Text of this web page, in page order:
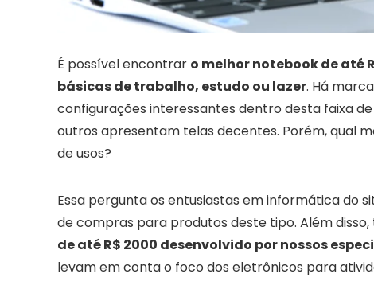
É possível encontrar o melhor notebook de até
básicas de trabalho, estudo ou lazer. Há
configurações interessantes dentro desta faixa
outros apresentam telas decentes. Porém, qual
de usos?
Essa pergunta os entusiastas em informática do
de compras para produtos deste tipo. Além
de até R$ 2000 desenvolvido por nossos
levam em conta o foco dos eletrônicos para